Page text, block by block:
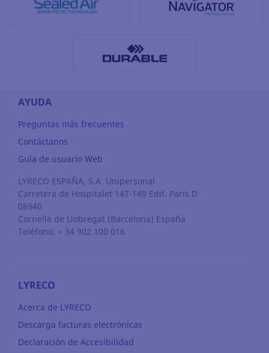
AYUDA
Preguntas más frecuentes
Contáctanos
Guía de usuario Web
LYRECO ESPAÑA, S.A. Unipersonal
Carretera de Hospitalet 147-149 Edif. París D
08940
Cornellá de Llobregat (Barcelona) España
Teléfono: + 34 902 100 016
LYRECO
Acerca de LYRECO
Descarga facturas electrónicas
Declaración de Accesibilidad